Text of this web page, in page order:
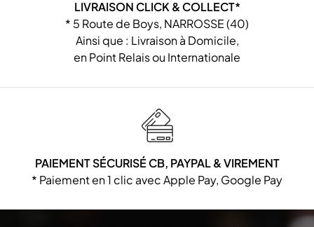
LIVRAISON CLICK & COLLECT*
* 5 Route de Boys, NARROSSE (40)
Ainsi que : Livraison à Domicile,
en Point Relais ou Internationale
PAIEMENT SÉCURISÉ CB, PAYPAL & VIREMENT
* Paiement en 1 clic avec Apple Pay, Google Pay